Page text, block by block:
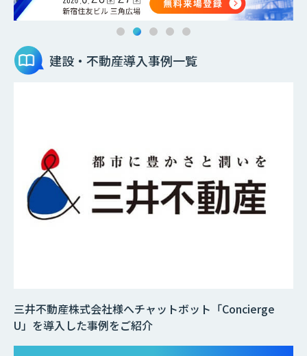
建設・不動産導入事例一覧
三井不動産株式会社様へチャットボット「Concierge
U」を導入した事例をご紹介